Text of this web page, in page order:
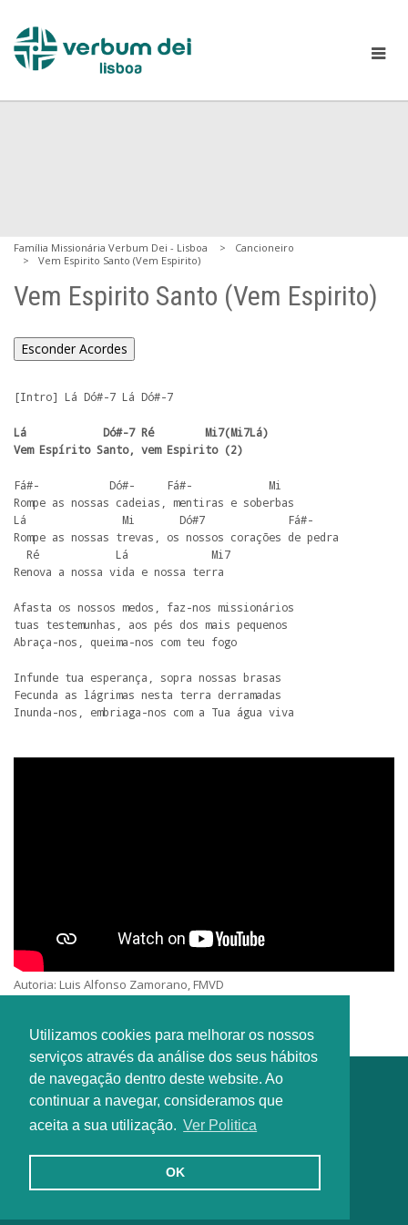
Utilizamos cookies para melhorar os nossos
serviços através da análise dos seus hábitos
de navegação dentro deste website. Ao
continuar a navegar, consideramos que
aceita a sua utilização. Ver Politica
OK
Família Missionária Verbum Dei - Lisboa
Cancioneiro
Vem Espirito Santo (Vem Espirito)
Vem Espirito Santo (Vem Espirito)
Esconder Acordes
[Intro] Lá Dó#-7 Lá Dó#-7
Lá            Dó#-7 Ré        Mi7(Mi7Lá)
Vem Espírito Santo, vem Espirito (2)
Fá#-           Dó#-     Fá#-            Mi
Rompe as nossas cadeias, mentiras e soberbas
Lá               Mi       Dó#7             Fá#-
Rompe as nossas trevas, os nossos corações de pedra
Renova a nossa vida e nossa terra
Afasta os nossos medos, faz-nos missionários
tuas testemunhas, aos pés dos mais pequenos
Abraça-nos, queima-nos com teu fogo
Infunde tua esperança, sopra nossas brasas
Fecunda as lágrimas nesta terra derramadas
Inunda-nos, embriaga-nos com a Tua água viva
Autoria: Luis Alfonso Zamorano, FMVD